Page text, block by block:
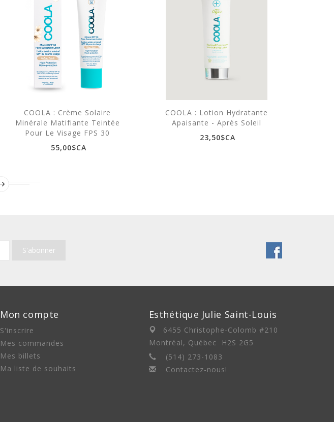
COOLA : Crème Solaire
Minérale Matifiante Teintée
Pour Le Visage FPS 30
55,00$CA
COOLA : Lotion Hydratante
Apaisante - Après Soleil
23,50$CA
Mon compte
S'inscrire
Mes commandes
Mes billets
Ma liste de souhaits
Esthétique Julie Saint-Louis
6455 Christophe-Colomb #210
Montréal, Québec H2S 2G5
(514) 273-1083
Contactez-nous!